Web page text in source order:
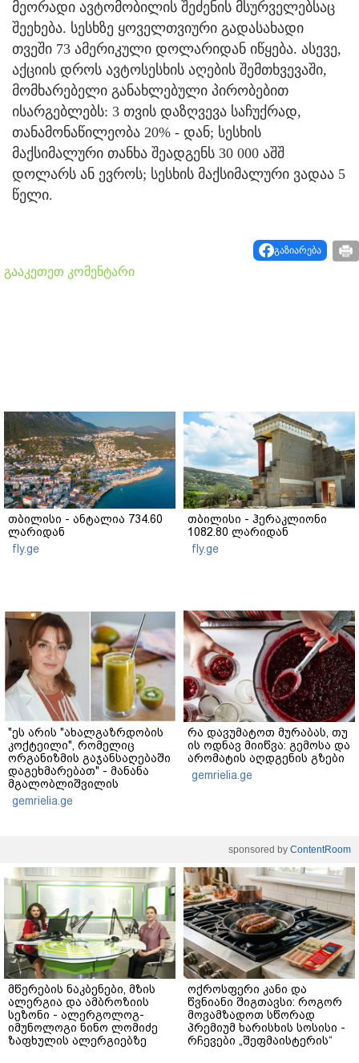
მეორადი ავტომობილის შეძენის მსურველებსაც
შეეხება. სესხზე ყოველთვიური გადასახადი
თვეში 73 ამერიკული დოლარიდან იწყება. ასევე,
აქციის დროს ავტოსესხის აღების შემთხვევაში,
მომხარებელი განახლებული პირობებით
ისარგებლებს: 3 თვის დაზღვევა საჩუქრად,
თანამონაწილეობა 20% - დან; სესხის
მაქსიმალური თანხა შეადგენს 30 000 აშშ
დოლარს ან ევროს; სესხის მაქსიმალური ვადაა 5
წელი.
გაზიარება
გააკეთეთ კომენტარი
თბილისი - ანტალია 734.60
ლარიდან
fly.ge
თბილისი - ჰერაკლიონი
1082.80 ლარიდან
fly.ge
"ეს არის "ახალგაზრდობის
კოქტეილი", რომელიც
ორგანიზმის გაჯანსაღებაში
დაგეხმარებათ" - მანანა
მგალობლიშვილის
რეცეპტი
gemrielia.ge
რა დავუმატოთ მურაბას, თუ
ის ოდნავ მიიწვა: გემოსა და
არომატის აღდგენის გზები
gemrielia.ge
sponsored by ContentRoom
მწერების ნაკბენები, მზის
ალერგია და ამბროზიის
სეზონი - ალერგოლოგ-
იმუნოლოგი ნინო ლომიძე
ზაფხულის ალერგიებზე
ოქროსფერი კანი და
წვნიანი შიგთავსი: როგორ
მოვამზადოთ სწორად
პრემიუმ ხარისხის სოსისი -
რჩევები „შეფმაისტერის“